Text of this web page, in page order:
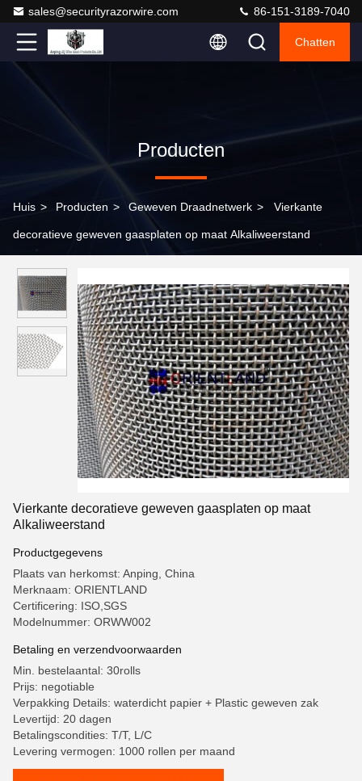
sales@securityrazorwire.com 86-151-3189-7040
Chatten
Producten
Huis > Producten > Geweven Draadnetwerk > Vierkante
decoratieve geweven gaasplaten op maat Alkaliweerstand
Vierkante decoratieve geweven gaasplaten op maat
Alkaliweerstand
Productgegevens
Plaats van herkomst: Anping, China
Merknaam: ORIENTLAND
Certificering: ISO,SGS
Modelnummer: ORWW002
Betaling en verzendvoorwaarden
Min. bestelaantal: 30rolls
Prijs: negotiable
Verpakking Details: waterdicht papier + Plastic geweven zak
Levertijd: 20 dagen
Betalingscondities: T/T, L/C
Levering vermogen: 1000 rollen per maand